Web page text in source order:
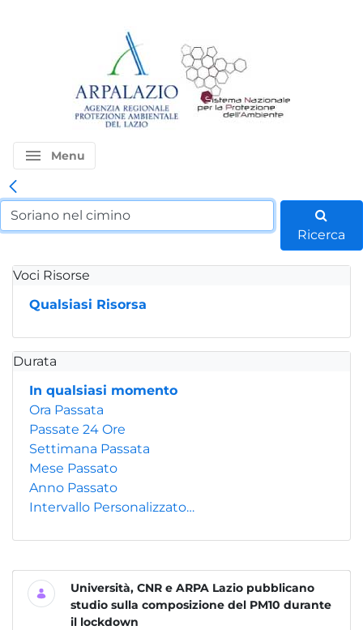
menu Menu
Ricerca
Voci Risorse
Qualsiasi Risorsa
Durata
In qualsiasi momento
Ora Passata
Passate 24 Ore
Settimana Passata
Mese Passato
Anno Passato
Intervallo Personalizzato…
Università, CNR e ARPA Lazio pubblicano
studio sulla composizione del PM10 durante
il lockdown